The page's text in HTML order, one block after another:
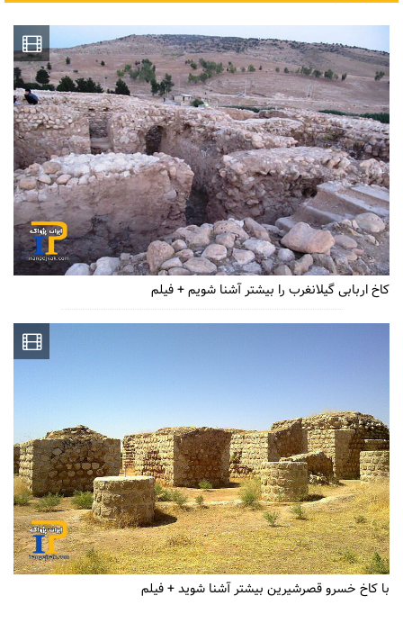
کاخ اربابی گیلانغرب را بیشتر آشنا شویم + فیلم
با کاخ خسرو قصرشیرین بیشتر آشنا شوید + فیلم